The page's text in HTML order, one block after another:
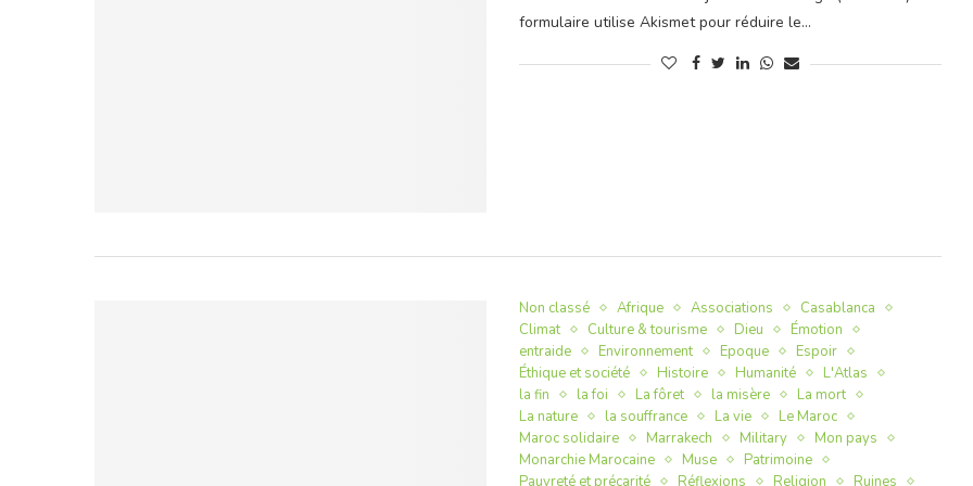
formulaire utilise Akismet pour réduire le…
Non classé Afrique Associations
Casablanca
Climat
Culture & tourisme Dieu
Émotion
entraide
Environnement Epoque
Espoir
Éthique et société
Histoire Humanité
L'Atlas
la fin
la foi La fôret la misère
La mort
La nature
la souffrance La vie
Le Maroc
Maroc solidaire
Marrakech Military
Mon pays
Monarchie Marocaine
Muse
Patrimoine
Pauvreté et précarité
Réflexions Religion Ruines